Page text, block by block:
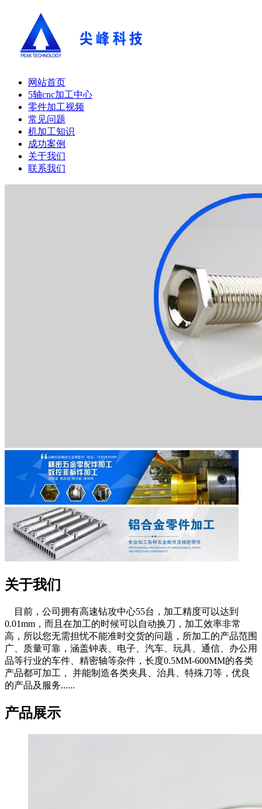
网站首页
5轴cnc加工中心
零件加工视频
常见问题
机加工知识
成功案例
关于我们
联系我们
关于我们
目前，公司拥有高速钻攻中心55台，加工精度可以达到
0.01mm，而且在加工的时候可以自动换刀，加工效率非常
高，所以您无需担忧不能准时交货的问题，所加工的产品范围
广、质量可靠，涵盖钟表、电子、汽车、玩具、通信、办公用
品等行业的车件、精密轴等杂件，长度0.5MM-600MM的各类
产品都可加工， 并能制造各类夹具、治具、特殊刀等，优良
的产品及服务......
产品展示